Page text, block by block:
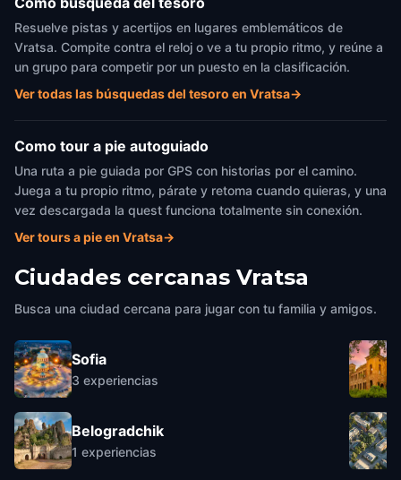
Resuelve pistas y acertijos en lugares emblemáticos de
Vratsa. Compite contra el reloj o ve a tu propio ritmo, y reúne a
un grupo para competir por un puesto en la clasificación.
Ver todas las búsquedas del tesoro en Vratsa→
Como tour a pie autoguiado
Una ruta a pie guiada por GPS con historias por el camino.
Juega a tu propio ritmo, párate y retoma cuando quieras, y una
vez descargada la quest funciona totalmente sin conexión.
Ver tours a pie en Vratsa→
Ciudades cercanas Vratsa
Busca una ciudad cercana para jugar con tu familia y amigos.
Sofia
3 experiencias
Belogradchik
1 experiencias